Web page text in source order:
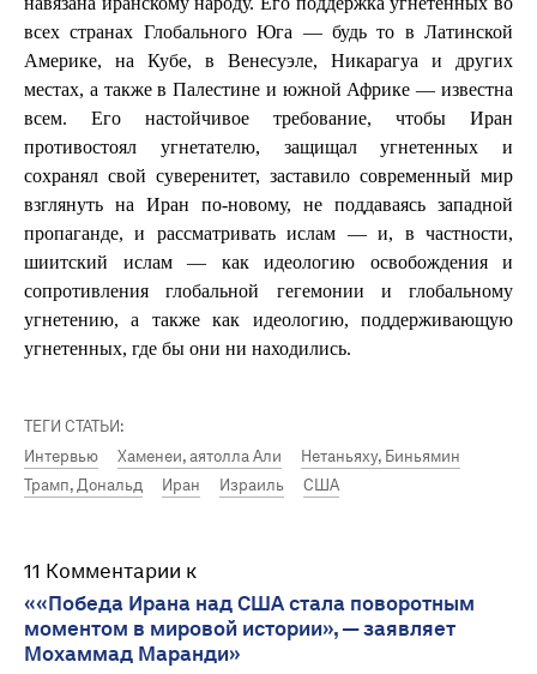
всех странах Глобального Юга — будь то в Латинской
Америке, на Кубе, в Венесуэле, Никарагуа и других
местах, а также в Палестине и южной Африке — известна
всем. Его настойчивое требование, чтобы Иран
противостоял угнетателю, защищал угнетенных и
сохранял свой суверенитет, заставило современный мир
взглянуть на Иран по-новому, не поддаваясь западной
пропаганде, и рассматривать ислам — и, в частности,
шиитский ислам — как идеологию освобождения и
сопротивления глобальной гегемонии и глобальному
угнетению, а также как идеологию, поддерживающую
угнетенных, где бы они ни находились.
ТЕГИ СТАТЬИ:
Интервью
Хаменеи, аятолла Али
Нетаньяху, Биньямин
Трамп, Дональд
Иран Израиль США
11 Комментарии к
««Победа Ирана над США стала поворотным
моментом в мировой истории», — заявляет
Мохаммад Маранди»